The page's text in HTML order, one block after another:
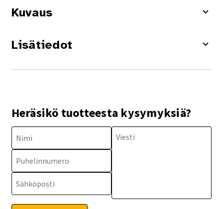
Kuvaus
Lisätiedot
Heräsikö tuotteesta kysymyksiä?